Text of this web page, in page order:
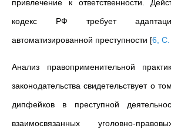
привлечение к ответственности.
кодекс РФ требует
автоматизированной преступности [6, С.
Анализ правоприменительной
законодательства свидетельствует о
дипфейков в преступной
взаимосвязанных уголовно-